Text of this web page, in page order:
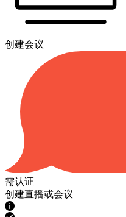
创建会议
需认证
创建直播或会议